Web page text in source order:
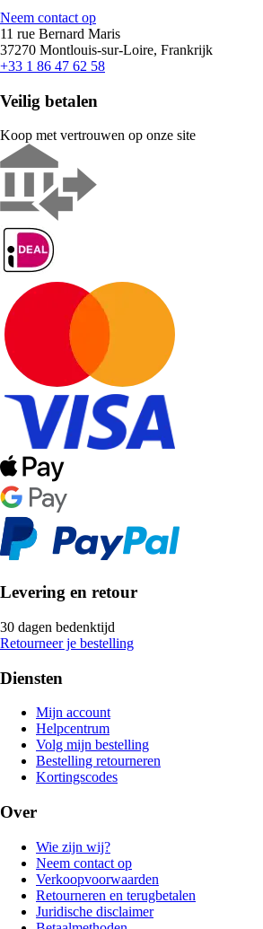
Neem contact op
11 rue Bernard Maris
37270 Montlouis-sur-Loire, Frankrijk
+33 1 86 47 62 58
Veilig betalen
Koop met vertrouwen op onze site
Levering en retour
30 dagen bedenktijd
Retourneer je bestelling
Diensten
Mijn account
Helpcentrum
Volg mijn bestelling
Bestelling retourneren
Kortingscodes
Over
Wie zijn wij?
Neem contact op
Verkoopvoorwaarden
Retourneren en terugbetalen
Juridische disclaimer